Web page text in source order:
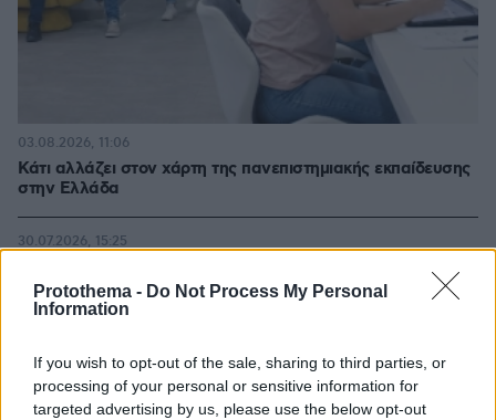
Protothema - Do Not Process My Personal
Information
If you wish to opt-out of the sale, sharing to third parties, or
processing of your personal or sensitive information for
targeted advertising by us, please use the below opt-out
Κάτι αλλάζει στον χάρτη της πανεπιστημιακής εκπαίδευσης
στην Ελλάδα
03.08.2026, 11:06
Εθνική Τράπεζα: Η κορυφαία επιλογή για τη χρηματοδότηση
μεγάλων έργων
30.07.2026, 15:25
Διασκεδάζουμε υπεύθυνα, επιστρέφουμε με ασφάλεια